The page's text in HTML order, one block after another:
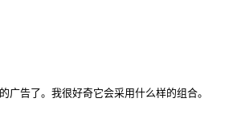
广告了。我很好奇它会采用什么样的组合。